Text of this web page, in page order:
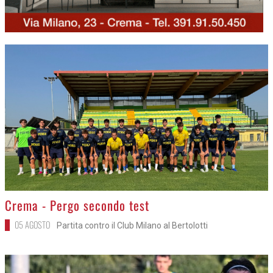
>
Crema - Pergo secondo test
05 AGOSTO Partita contro il Club Milano al Bertolotti